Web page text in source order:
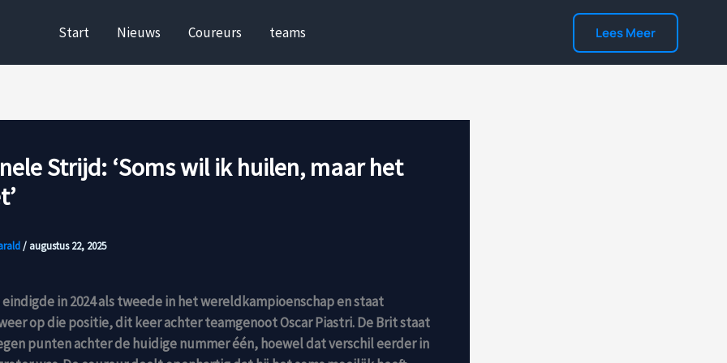
Start Nieuws Coureurs teams Lees Meer
Strijd: ‘Soms wil ik huilen, maar het
/ augustus 22, 2025
eindigde in 2024 als tweede in het wereldkampioenschap en staat
op die positie, dit keer achter teamgenoot Oscar Piastri. De Brit staat
punten achter de huidige nummer één, hoewel dat verschil eerder in